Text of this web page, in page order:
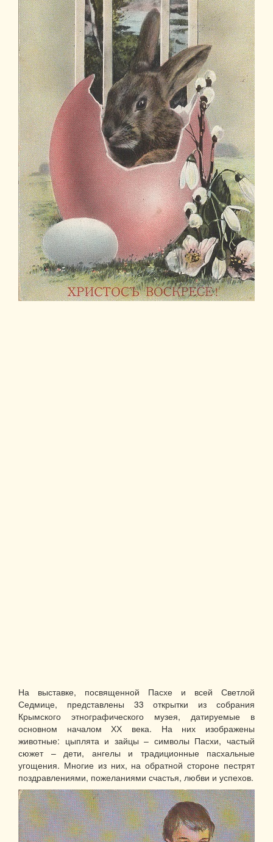
На выставке, посвященной Пасхе и всей Светлой
Седмице, представлены 33 открытки из собрания
Крымского этнографического музея, датируемые в
основном началом ХХ века. На них изображены
животные: цыплята и зайцы – символы Пасхи, частый
сюжет– дети, ангелы и традиционные пасхальные
угощения. Многие из них, на обратной стороне пестрят
поздравлениями, пожеланиями счастья, любви и успехов.